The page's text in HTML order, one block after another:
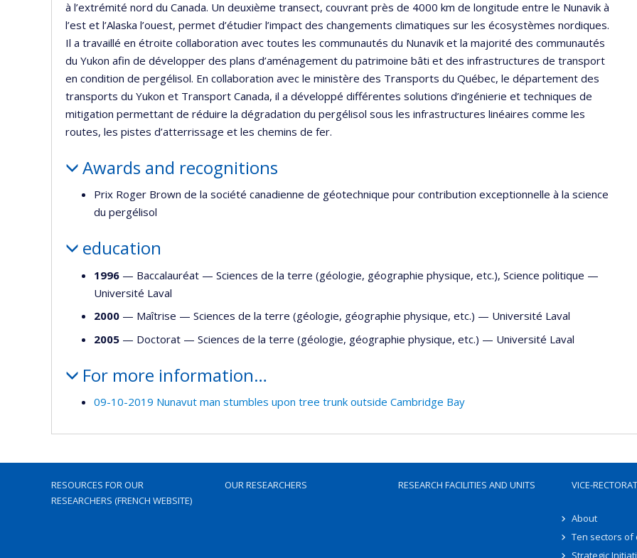
à l’extrémité nord du Canada. Un deuxième transect, couvrant près de 4000 km de longitude entre le Nunavik à
l’est et l’Alaska l’ouest, permet d’étudier l’impact des changements climatiques sur les écosystèmes nordiques.
Il a travaillé en étroite collaboration avec toutes les communautés du Nunavik et la majorité des communautés
du Yukon afin de développer des plans d’aménagement du patrimoine bâti et des infrastructures de transport
en condition de pergélisol. En collaboration avec le ministère des Transports du Québec, le département des
transports du Yukon et Transport Canada, il a développé différentes solutions d’ingénierie et techniques de
mitigation permettant de réduire la dégradation du pergélisol sous les infrastructures linéaires comme les
routes, les pistes d’atterrissage et les chemins de fer.
Awards and recognitions
Prix Roger Brown de la société canadienne de géotechnique pour contribution exceptionnelle à la science
du pergélisol
education
1996 — Baccalauréat — Sciences de la terre (géologie, géographie physique, etc.), Science politique —
Université Laval
2000 — Maîtrise — Sciences de la terre (géologie, géographie physique, etc.) — Université Laval
2005 — Doctorat — Sciences de la terre (géologie, géographie physique, etc.) — Université Laval
For more information…
09-10-2019 Nunavut man stumbles upon tree trunk outside Cambridge Bay
RESOURCES FOR OUR
RESEARCHERS (FRENCH WEBSITE)
OUR RESEARCHERS RESEARCH FACILITIES AND UNITS VICE-
About
Ten sectors of
Strategic